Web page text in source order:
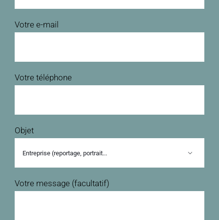
Votre e-mail
Votre téléphone
Objet

Votre message (facultatif)